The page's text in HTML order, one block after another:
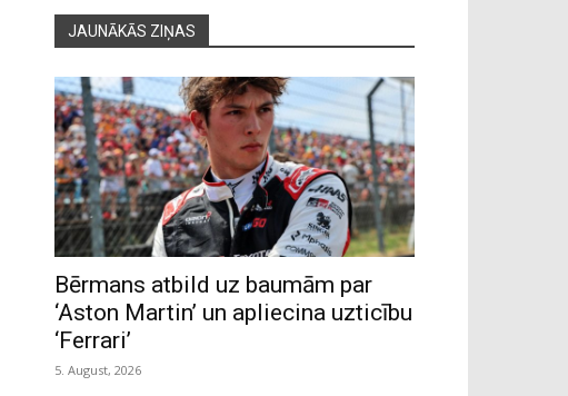
JAUNĀKĀS ZIŅAS
Bērmans atbild uz baumām par
‘Aston Martin’ un apliecina uzticību
‘Ferrari’
5. August, 2026